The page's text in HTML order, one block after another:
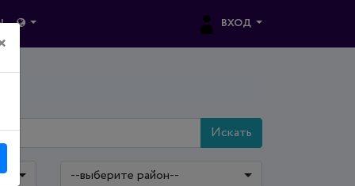
ВХОД
Искать
--выберите район--